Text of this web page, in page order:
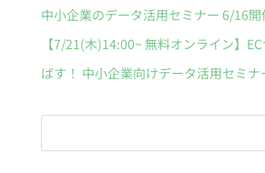
中小企業のデータ活用セミナー 6/16開
【7/21(木)14:00~ 無料オンライン】
ばす！ 中小企業向けデータ活用セミナ